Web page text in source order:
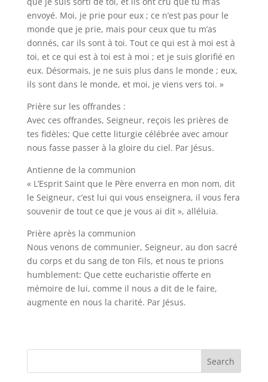
envoyé. Moi, je prie pour eux ; ce n’est pas pour le
monde que je prie, mais pour ceux que tu m’as
donnés, car ils sont à toi. Tout ce qui est à moi est à
toi, et ce qui est à toi est à moi ; et je suis glorifié en
eux. Désormais, je ne suis plus dans le monde ; eux,
ils sont dans le monde, et moi, je viens vers toi. »
Prière sur les offrandes :
Avec ces offrandes, Seigneur, reçois les prières de
tes fidèles; Que cette liturgie célébrée avec amour
nous fasse passer à la gloire du ciel. Par Jésus.
Antienne de la communion
« L’Esprit Saint que le Père enverra en mon nom, dit
le Seigneur, c’est lui qui vous enseignera, il vous fera
souvenir de tout ce que je vous ai dit », alléluia.
Prière après la communion
Nous venons de communier, Seigneur, au don sacré
du corps et du sang de ton Fils, et nous te prions
humblement: Que cette eucharistie offerte en
mémoire de lui, comme il nous a dit de le faire,
augmente en nous la charité. Par Jésus.
Search